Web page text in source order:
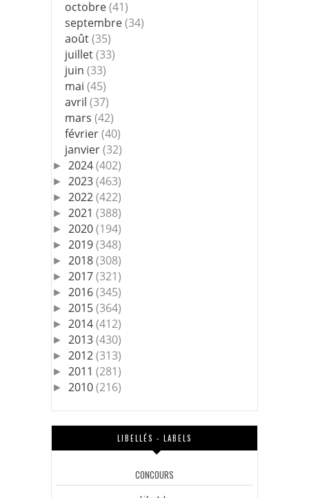
octobre(41)
septembre(34)
août(35)
juillet(33)
juin(33)
mai(45)
avril(37)
mars(42)
février(40)
janvier(32)
► 2024(402)
► 2023(463)
► 2022(422)
► 2021 (388)
► 2020(194)
► 2019(348)
► 2018(308)
► 2017(321)
► 2016(345)
► 2015(364)
► 2014(412)
► 2013(430)
► 2012(313)
► 2011 (281)
► 2010(216)
LIBELLÉS - LABELS
CONCOURS